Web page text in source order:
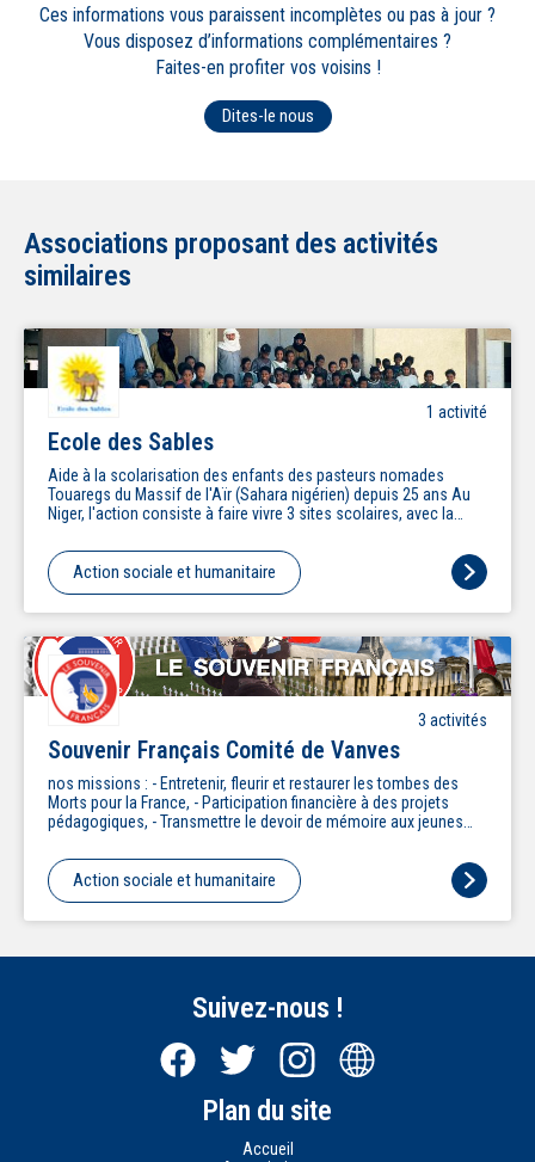
Ces informations vous paraissent incomplètes ou pas à jour ?
Vous disposez d’informations complémentaires ?
Faites-en profiter vos voisins !
Dites-le nous
Associations proposant des activités
similaires
1 activité
Ecole des Sables
Aide à la scolarisation des enfants des pasteurs nomades
Touaregs du Massif de l'Aïr (Sahara nigérien) depuis 25 ans Au
Niger, l'action consiste à faire vivre 3 sites scolaires, avec la
scolaire et des cantines pour 200 élèves. En France, l'action
consiste d'une part à sensibiliser au problème de la non
scolarisation des enfants et d'autre part à rechercher le
financement des écoles (demande de subventions à des
Pour nous aider, vous pouvez faire un don, adhérer ou adhérer et
parrainer un collégien. L'adhésion et le parrainage annuel coûtent
340€ déductibles des impôts à 66%
Action sociale et humanitaire
3 activités
Souvenir Français Comité de Vanves
nos missions : - Entretenir, fleurir et restaurer les tombes des
Morts pour la France, - Participation financière à des projets
pédagogiques, - Transmettre le devoir de mémoire aux jeunes
la générosité et les dons. L'action du SOUVENIR FRANÇAIS ne se
limite pas à la conservation de la mémoire de ceux qui sont
morts pour la France et à l'entretien de leurs tombes et des
monuments élevés à leur mémoire, elle concerne aussi tous
notoriété soit nationale, ou locale. Le Souvenir Francais
Action sociale et humanitaire
Suivez-nous !
Plan du site
Accueil